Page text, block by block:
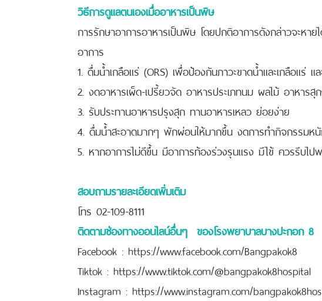
วิธีการดูแลตนเองเมื่ออาหารเป็นพิษ
การรักษาอาการอาหารเป็นพิษ โดยปกติอาการดังกล่าวจะหาย
อาการ
1. ดื่มน้ำเกลือแร่ (ORS) เพื่อป้องกันภาวะขาดน้ำและเกลือแร่ แ
2. งดอาหารเผ็ด-เปรี้ยวจัด อาหารประเภทนม ผลไม้ อาหาร
3. รับประทานอาหารปรุงสุก ทานอาหารเหลว ย่อยง่าย
4. ดื่มน้ำสะอาดมากๆ พักผ่อนให้มากขึ้น งดการทำกิจกรรมห
5. หากอาการไม่ดีขึ้น มีอาการท้องร่วงรุนแรง มีไข้ ควรรีบไ
สอบถามรายละเอียดเพิ่มเติม
โทร 02-109-8111
ติดตามช่องทางออนไลน์อื่นๆ ของโรงพยาบาลบางปะกอก 8
Facebook : https://www.facebook.com/Bangpakok8
Tiktok : https://www.tiktok.com/@bangpakok8hospital
Instagram : https://www.instagram.com/